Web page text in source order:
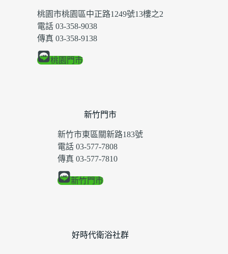
桃園市桃園區中正路1249號13樓之2
電話 03-358-9038
傳真 03-358-9138
桃園門市
新竹門市
新竹市東區關新路183號
電話 03-577-7808
傳真 03-577-7810
新竹門市
好時代衛浴社群